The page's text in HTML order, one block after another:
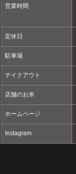
営業時間
定休日
駐車場
テイクアウト
店舗のお米
ホームページ
Instagram